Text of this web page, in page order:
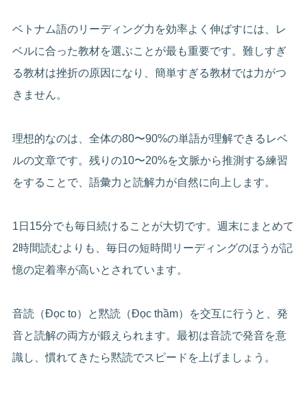
ベトナム語のリーディング力を効率よく伸ばすには、レ
ベルに合った教材を選ぶことが最も重要です。難しすぎ
る教材は挫折の原因になり、簡単すぎる教材では力がつ
きません。
理想的なのは、全体の80〜90%の単語が理解できるレベ
ルの文章です。残りの10〜20%を文脈から推測する練習
をすることで、語彙力と読解力が自然に向上します。
1日15分でも毎日続けることが大切です。週末にまとめて
2時間読むよりも、毎日の短時間リーディングのほうが記
憶の定着率が高いとされています。
音読（Đọc to）と黙読（Đọc thầm）を交互に行うと、発
音と読解の両方が鍛えられます。最初は音読で発音を意
識し、慣れてきたら黙読でスピードを上げましょう。